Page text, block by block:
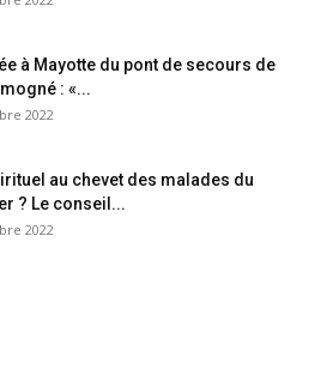
à Mayotte du pont de secours de
: «...
2022
au chevet des malades du
? Le conseil...
2022